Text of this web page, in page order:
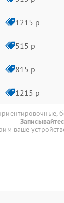
1215 р
515 р
815 р
1215 р
ваше